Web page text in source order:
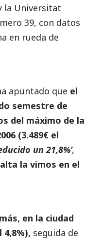
la Universitat
39, con datos
en rueda de
apuntado que el
semestre de
del máximo de la
(3.489€ el
un 21,8%’,
la vimos en el
en la ciudad
seguida de